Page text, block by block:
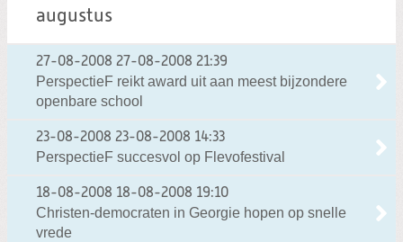
augustus
27-08-2008 27-08-2008 21:39
PerspectieF reikt award uit aan meest bijzondere
openbare school
23-08-2008 23-08-2008 14:33
PerspectieF succesvol op Flevofestival
18-08-2008 18-08-2008 19:10
Christen-democraten in Georgie hopen op snelle
vrede